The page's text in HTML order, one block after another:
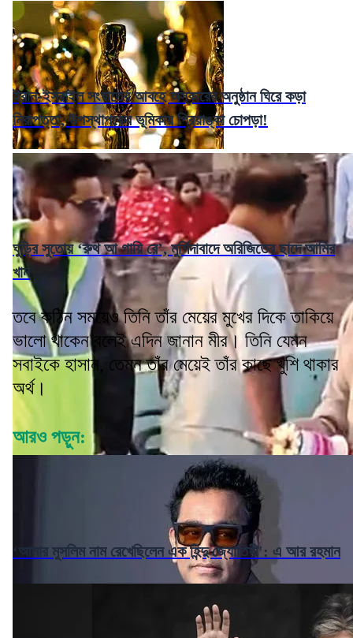
ইরান-ইসরাইল সংঘাতের আবহে অস্কারের অনুষ্ঠান ঘিরে কড়া
নিরাপত্তা, উপস্থাপকের ভূমিকায় প্রিয়াঙ্কা চোপড়া!
ঘুড়ির সুতোয় ‘রুথ আ গায়ি রে’, মুর্শিদাবাদে অরিজিতের ছাদে আমির
খান
তবে কঠিন সময়েও তিনি তাঁর মেয়ের মুখের দিকে তাকিয়ে
ভালো থাকেন বলেই এদিন জানান মীর। তিনি যেমন
সবাইকে হাসান, তেমন তাঁর মেয়েই তাঁর কাছে খুশি থাকার
অর্থ।
আরও পড়ুন:
‘আমার মুসলিম নাম রেখেছিলেন এক হিন্দু জ্যোতিষী': এ আর রহমান